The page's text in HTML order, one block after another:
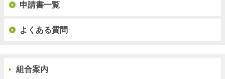
申請書一覧
よくある質問
組合案内